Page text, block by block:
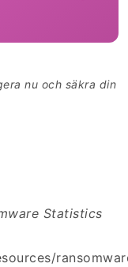
nu och säkra din
Statistics